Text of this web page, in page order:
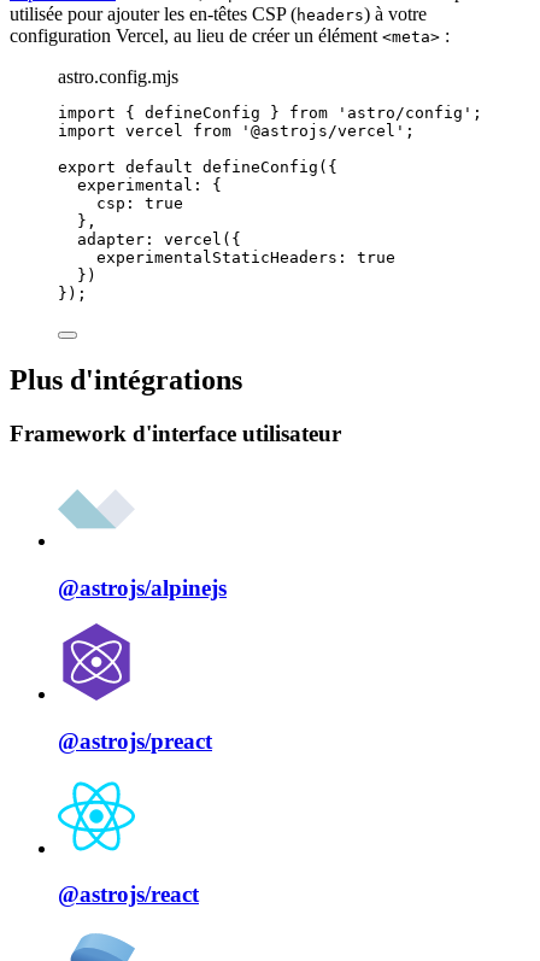
utilisée pour ajouter les en-têtes CSP (headers) à votre
configuration Vercel, au lieu de créer un élément <meta> :
astro.config.mjs
import { defineConfig } from ' astro/config ' ;
import vercel from ' @astrojs/vercel ' ;
export default defineConfig ({
experimental: {
csp: true
},
adapter: vercel ({
experimentalStaticHeaders: true
})
});
Plus d'intégrations
Framework d'interface utilisateur
@astrojs/alpinejs
@astrojs/preact
@astrojs/react